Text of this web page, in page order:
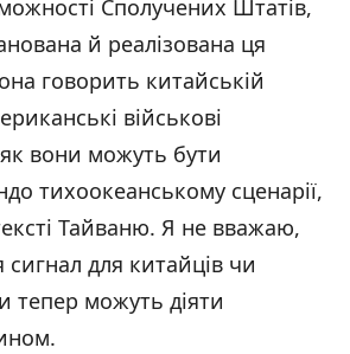
Сполучених Штатів,
й реалізована ця
говорить китайській
військові
вони можуть бути
тихоокеанському сценарії,
Тайваню. Я не вважаю,
для китайців чи
тепер можуть діяти